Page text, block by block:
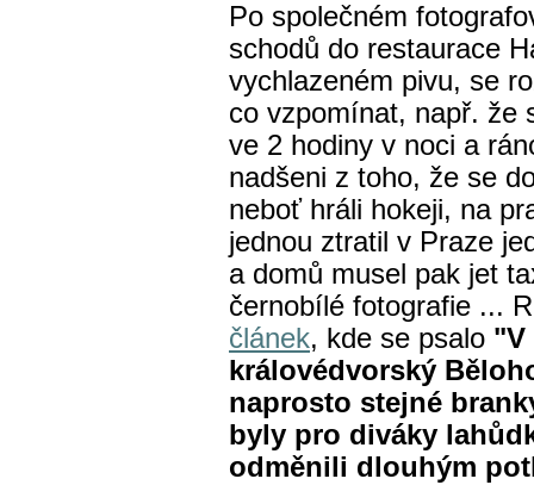
Po společném
schodů do restaurace
vychlazeném pivu, se
co vzpomínat, např. že
ve 2 hodiny v noci a
nadšeni z toho, že se
neboť hráli hokeji, na
jednou ztratil v Praze
a domů musel pak jet
černobílé fotografie ...
článek, kde se psalo "V
královédvorský
naprosto stejné
byly pro diváky
odměnili dlouhým